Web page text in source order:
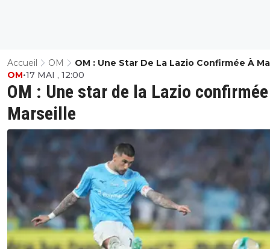
Accueil OM OM : Une Star De La Lazio Confirmée À
OM : Une star de la Lazio
Marseille
OM•17 MAI , 12:00